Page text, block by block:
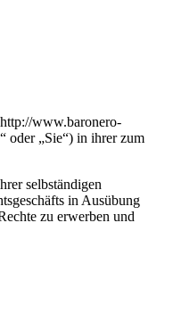
www.baronero-
oder „Sie“) in ihrer zum
selbständigen
in Ausübung
zu erwerben und